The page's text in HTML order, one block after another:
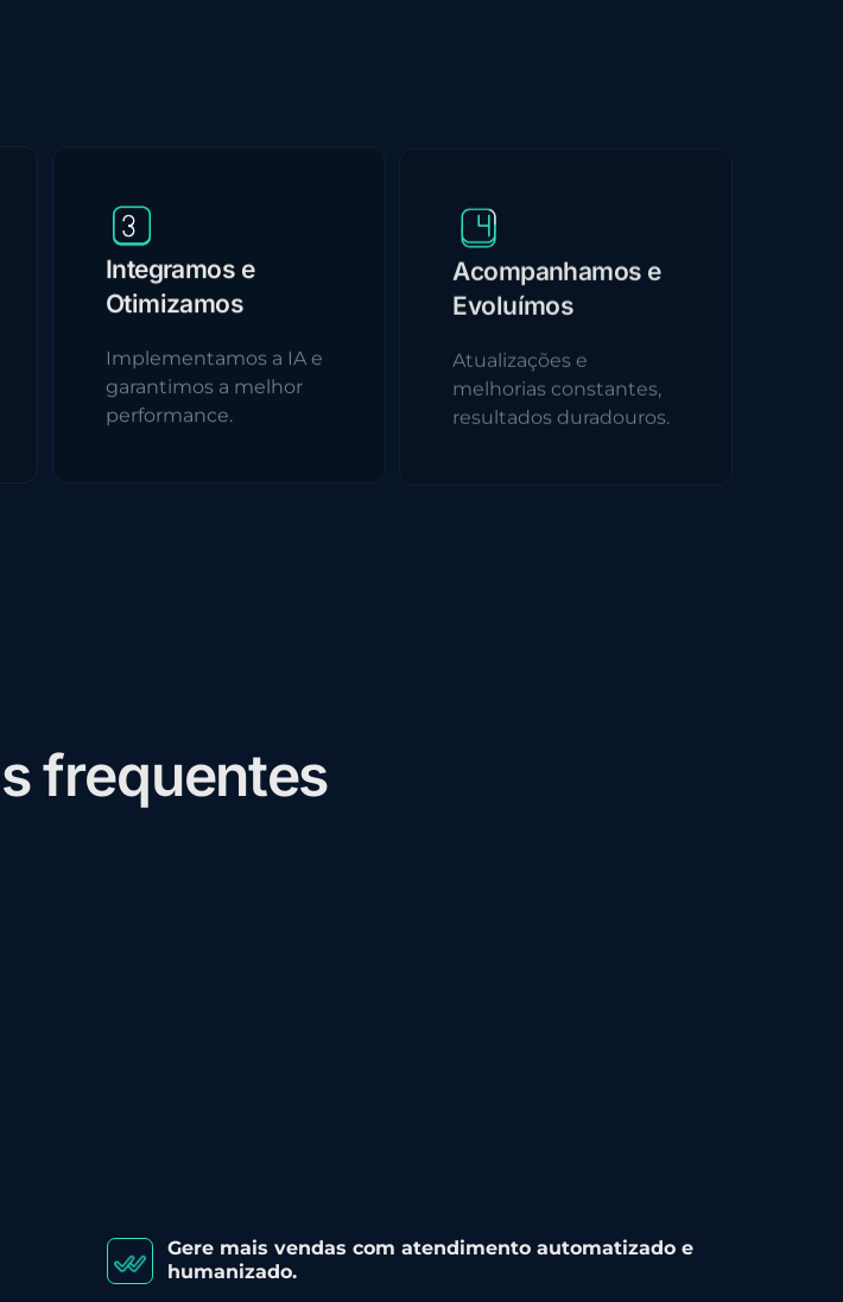
Integramos e
Otimizamos
Implementamos a IA e
garantimos a melhor
performance.
Acompanhamos e
Evoluímos
Atualizações e
melhorias constantes,
resultados duradouros.
sfrequentes
Gere mais vendas com atendimento automatizado e
humanizado.